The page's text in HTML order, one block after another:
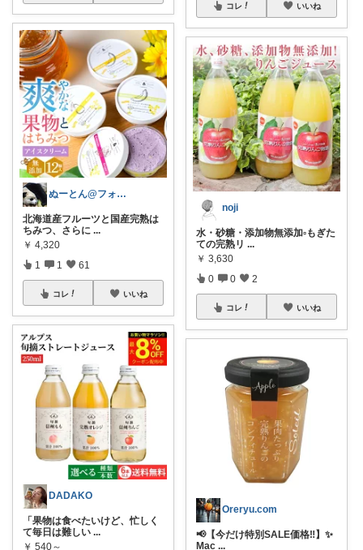
ぬーとん@フォロバ100％
北海道産フルーツと国産完熟は
ちみつ、さらに ...
￥ 4,320
1 1 61
コレ いいね
DADAKO
「果物は食べたいけど、忙しく
て毎日は難しい ...
￥ 540～
コレ いいね
noji
水・砂糖・添加物無添加▫️もぎた
ての完熟リ ...
￥ 3,630
0 0 2
コレ いいね
Oreryu.com
📢【今だけ特別SALE価格‼️】✨
Mac ...